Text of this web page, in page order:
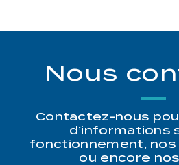
Nous
Contactez-nous
d’informations
fonctionnement,
ou encore